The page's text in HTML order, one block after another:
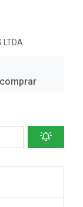
LTDA